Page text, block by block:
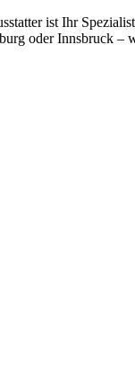
ist Ihr
oder Innsbruck –